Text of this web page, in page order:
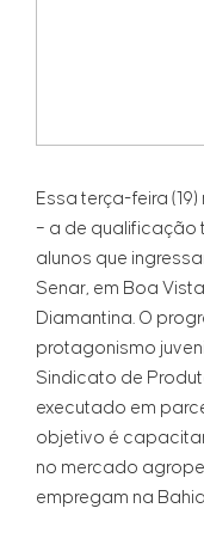
Essa terça-feira
– a de qualificação
alunos que
Senar, em Boa
Diamantina. O
protagonismo
Sindicato de
executado em
objetivo é
no mercado
empregam na